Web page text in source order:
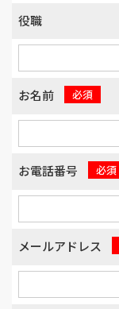
役職
お名前 必須
お電話番号 必須
メールアドレス